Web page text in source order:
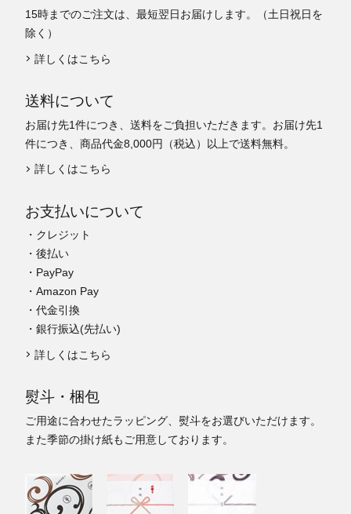
15時までのご注文は、最短翌日お届けします。（土日祝日を
除く）
詳しくはこちら
送料について
お届け先1件につき、送料をご負担いただきます。お届け先1
件につき、商品代金8,000円（税込）以上で送料無料。
詳しくはこちら
お支払いについて
・クレジット
・後払い
・PayPay
・Amazon Pay
・代金引換
・銀行振込(先払い)
詳しくはこちら
熨斗・梱包
ご用途に合わせたラッピング、熨斗をお選びいただけます。
また季節の掛け紙もご用意しております。